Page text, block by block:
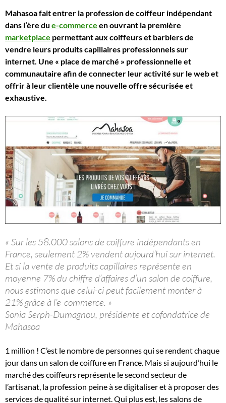
Mahasoa fait entrer la profession de coiffeur indépendant
dans l’ère du e-commerce en ouvrant la première
marketplace permettant aux coiffeurs et barbiers de
vendre leurs produits capillaires professionnels sur
internet. Une « place de marché » professionnelle et
communautaire afin de connecter leur activité sur le web et
offrir à leur clientèle une nouvelle offre sécurisée et
exhaustive.
« Sur les 58.000 salons de coiffure indépendants en
France, seulement 2% vendent aujourd’hui sur internet.
Et si la vente de produits capillaires représente en
moyenne 7% du chiffre d’affaires d’un salon de coiffure,
nous estimons que celui-ci peut facilement monter à
21% grâce à l’e-commerce. »
Sonia Serph-Dumagnou, présidente et cofondatrice de
Mahasoa
1 million ! C’est le nombre de personnes qui se rendent chaque
jour dans un salon de coiffure en France. Mais si aujourd’hui le
marché des coiffeurs représente le second secteur de
l’artisanat, la profession peine à se digitaliser et à proposer des
services de qualité sur internet. Qui plus est, les salons de